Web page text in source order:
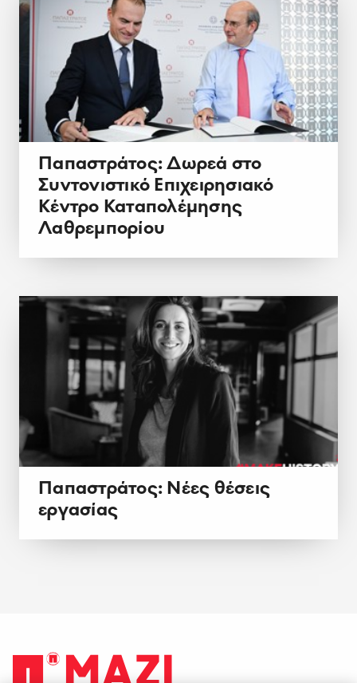
Παπαστράτος: Δωρεά στο
Συντονιστικό Επιχειρησιακό
Κέντρο Καταπολέμησης
Λαθρεμπορίου
Παπαστράτος: Νέες θέσεις
εργασίας